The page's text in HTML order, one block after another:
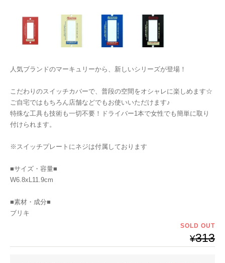
人気ブランドのマーキュリーから、新しいシリーズが登場！
こだわりのスイッチカバーで、普段の空間をオシャレに楽しめます☆
ご自宅ではもちろん店舗などでもお使いいただけます♪
特殊な工具も技術も一切不要！ドライバー1本で女性でも簡単に取り
付けられます。
※スイッチプレートにネジは付属しております
■サイズ・容量■
W6.8xL11.9cm
■素材・成分■
ブリキ
SOLD OUT
¥313